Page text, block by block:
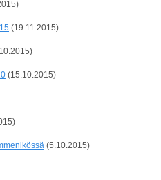
(19.11.2015)
(15.10.2015)
(5.10.2015)